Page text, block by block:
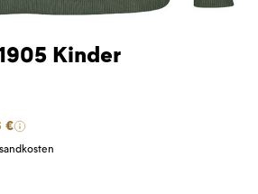
Kinder
€